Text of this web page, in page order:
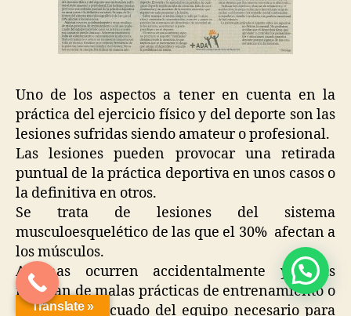
Uno de los aspectos a tener en cuenta en la
práctica del ejercicio físico y del deporte son las
lesiones sufridas siendo amateur o profesional.
Las lesiones pueden provocar una retirada
puntual de la práctica deportiva en unos casos o
la definitiva en otros.
Se trata de lesiones del sistema
musculoesquelético de las que el 30% afectan a
los músculos.
Algunas ocurren accidentalmente y otras
resultan de malas prácticas de entrenamiento o
del uso inadecuado del equipo necesario para
Translate »